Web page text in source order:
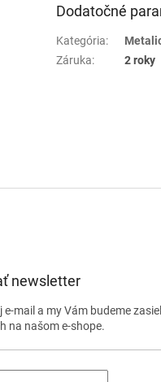
Dodatočné
Kategória:
Záruka: 2 roky
newsletter
e-mail a my Vám budeme
na našom e-shope.